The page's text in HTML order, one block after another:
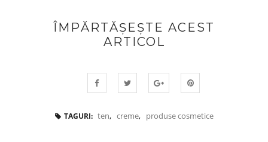
ÎMPĂRTĂȘEȘTE ACEST
ARTICOL
TAGURI: ten, creme, produse cosmetice